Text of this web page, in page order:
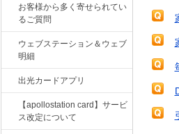
お客様から多く寄せられてい
るご質問
ウェブステーション＆ウェブ
明細
出光カードアプリ
【apollostation card】サービ
ス改定について